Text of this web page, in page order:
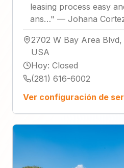
leasing process easy
ans…" — Johana
2702 W Bay Area
USA
Hoy: Closed
(281) 616-6002
Ver configuración de